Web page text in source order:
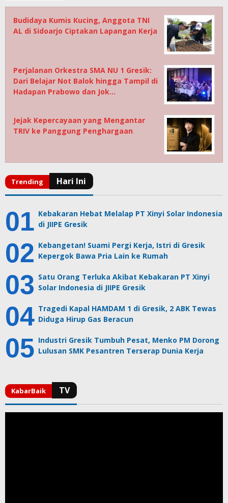
Budidaya Kumis Kucing, Anggota TNI
AL di Sidoarjo Ciptakan Lapangan Kerja
Perjalanan Orkestra SMA NU 1 Gresik:
Dari Belajar Not Balok hingga Tampil di
Hadapan Prabowo dan Jok…
Jejak Kepercayaan yang Mengantar
TRIV ke Panggung Penghargaan
Kebakaran Hebat Melalap PT Xinyi Solar Indonesia
di JIIPE Gresik
Kebangetan! Suami Pergi Kerja, Istri di Gresik
Kepergok Bawa Pria Lain ke Rumah
Satu Orang Terluka Akibat Kebakaran PT Xinyi
Solar Indonesia di JIIPE Gresik
Tragedi Kapal HAMDAM 1 di Gresik, 2 ABK Tewas
Diduga Hirup Gas Beracun
Industri Gresik Tumbuh Pesat, Menko PM Dorong
Lulusan SMK Pesantren Terserap Dunia Kerja